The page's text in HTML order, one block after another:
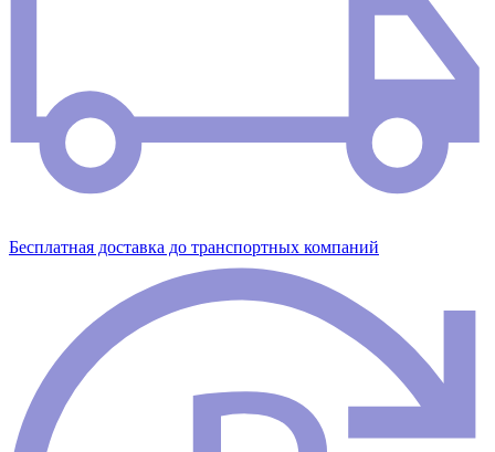
Бесплатная доставка до транспортных компаний